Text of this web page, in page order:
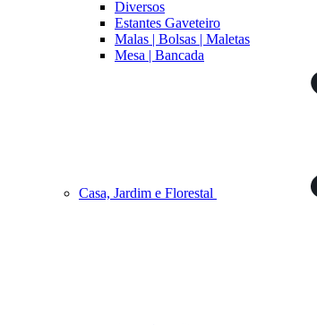
Diversos
Estantes Gaveteiro
Malas | Bolsas | Maletas
Mesa | Bancada
Casa, Jardim e Florestal